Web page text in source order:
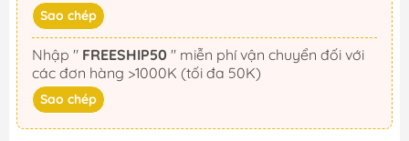
Sao chép
Nhập " FREESHIP50
các đơn hàng >1000K (tối đa 50K)
Sao chép